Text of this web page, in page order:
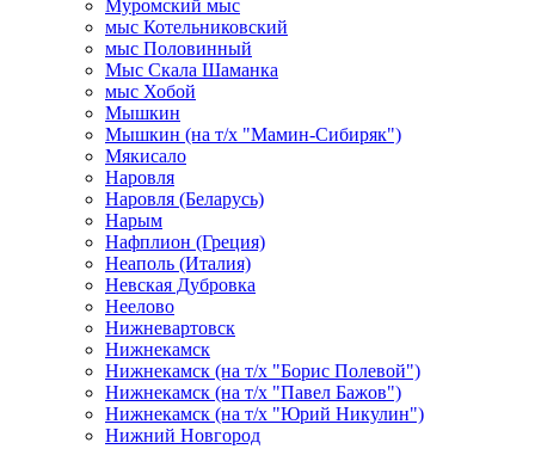
Муромский мыс
мыс Котельниковский
мыс Половинный
Мыс Скала Шаманка
мыс Хобой
Мышкин
Мышкин (на т/х "Мамин-Сибиряк")
Мякисало
Наровля
Наровля (Беларусь)
Нарым
Нафплион (Греция)
Неаполь (Италия)
Невская Дубровка
Неелово
Нижневартовск
Нижнекамск
Нижнекамск (на т/х "Борис Полевой")
Нижнекамск (на т/х "Павел Бажов")
Нижнекамск (на т/х "Юрий Никулин")
Нижний Новгород